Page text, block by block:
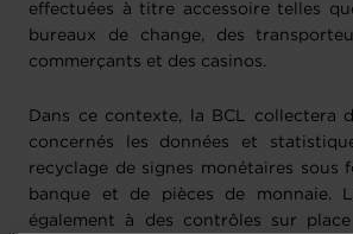
effectuées à titre accessoire telles
bureaux de change, des
commerçants et des casinos.
Dans ce contexte, la BCL collectera
concernés les données et
recyclage de signes monétaires sous
banque et de pièces de monnaie.
également à des contrôles sur place